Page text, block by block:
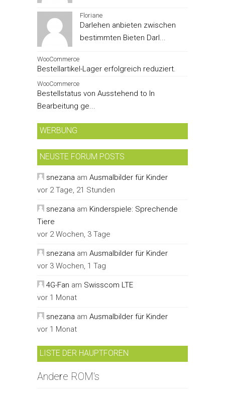
Floriane
Darlehen anbieten zwischen
bestimmten Bieten Darl...
WooCommerce
Bestellartikel-Lager erfolgreich reduziert.
WooCommerce
Bestellstatus von Ausstehend to In
Bearbeitung ge...
WERBUNG
NEUSTE FORUM POSTS
snezana am Ausmalbilder für Kinder
vor 2 Tage, 21 Stunden
snezana am Kinderspiele: Sprechende
Tiere
vor 2 Wochen, 3 Tage
snezana am Ausmalbilder für Kinder
vor 3 Wochen, 1 Tag
4G-Fan am Swisscom LTE
vor 1 Monat
snezana am Ausmalbilder für Kinder
vor 1 Monat
LISTE DER HAUPTFOREN
Andere ROM's